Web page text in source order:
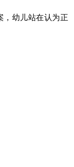
，幼儿站在认为正